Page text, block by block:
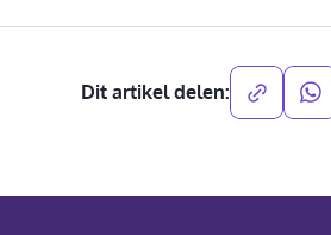
Dit artikel delen: